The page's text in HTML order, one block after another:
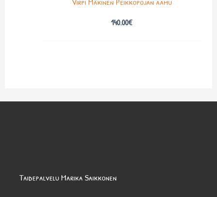
140.00€
Taidepalvelu Marika Saikkonen